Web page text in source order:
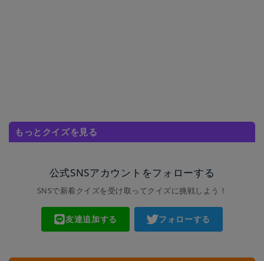
もっとクイズを見る
公式SNSアカウントをフォローする
SNSで新着クイズを受け取ってクイズに挑戦しよう！
友達追加する フォローする